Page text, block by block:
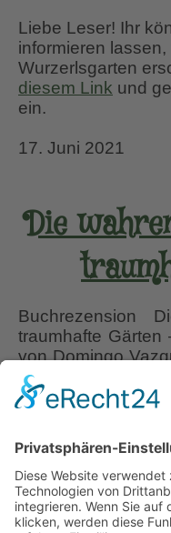
Liebe Leser! Ihr
informieren
Wurzerlsgarten
diesem Link und
ein.
17. Juni 2021
Die
Buchrezension
traumhafte Gärten
von Domingo
15 traumhafte
Marina Wüst mit
36.– Euro,
Verlag Hemmer/
keine